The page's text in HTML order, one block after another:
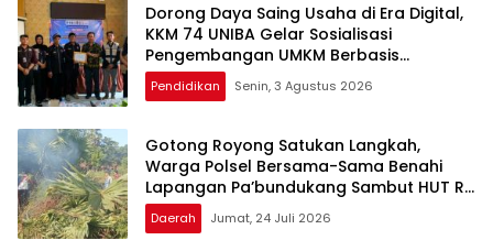
Dorong Daya Saing Usaha di Era Digital,
KKM 74 UNIBA Gelar Sosialisasi
Pengembangan UMKM Berbasis
Technopreneurship
Pendidikan Senin, 3 Agustus 2026
Gotong Royong Satukan Langkah,
Warga Polsel Bersama-Sama Benahi
Lapangan Pa’bundukang Sambut HUT RI
ke-81
Daerah Jumat, 24 Juli 2026